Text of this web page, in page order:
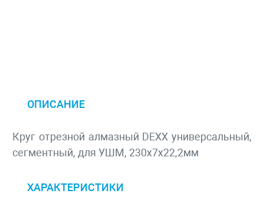
ОПИСАНИЕ
Круг отрезной алмазный DEXX универсальный,
сегментный, для УШМ, 230х7х22,2мм
ХАРАКТЕРИСТИКИ